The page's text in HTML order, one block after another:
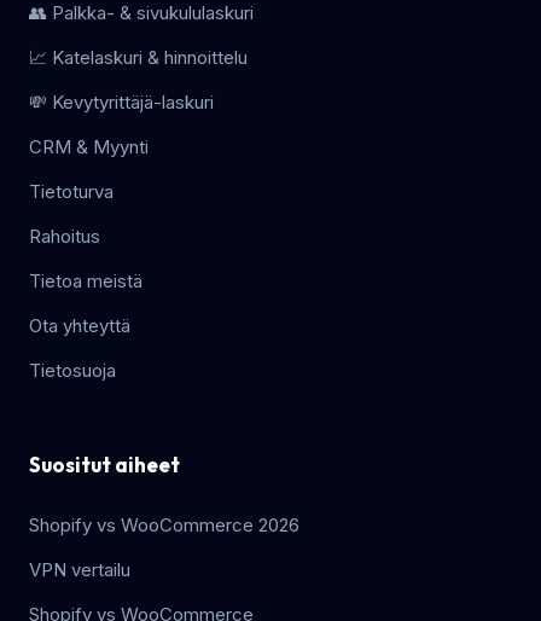
👥 Palkka- & sivukululaskuri
📈 Katelaskuri & hinnoittelu
💸 Kevytyrittäjä-laskuri
CRM & Myynti
Tietoturva
Rahoitus
Tietoa meistä
Ota yhteyttä
Tietosuoja
Suositut aiheet
Shopify vs WooCommerce 2026
VPN vertailu
Shopify vs WooCommerce